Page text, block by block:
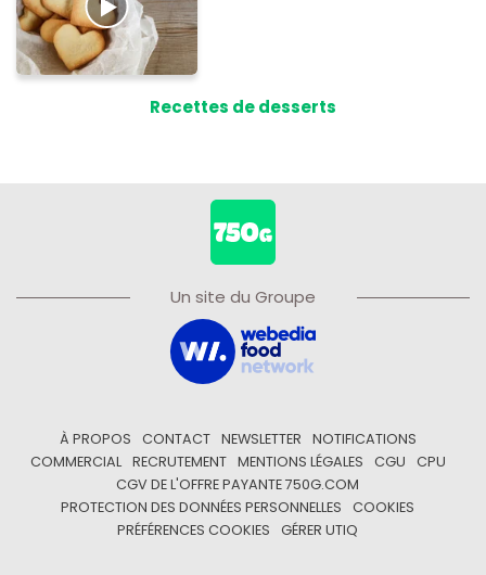
Recettes de desserts
Un site du Groupe
À PROPOS CONTACT NEWSLETTER
NOTIFICATIONS
COMMERCIAL
RECRUTEMENT MENTIONS LÉGALES CGU
CPU
CGV DE L'OFFRE PAYANTE 750G.COM
PROTECTION DES DONNÉES PERSONNELLES
COOKIES
PRÉFÉRENCES COOKIES
GÉRER UTIQ